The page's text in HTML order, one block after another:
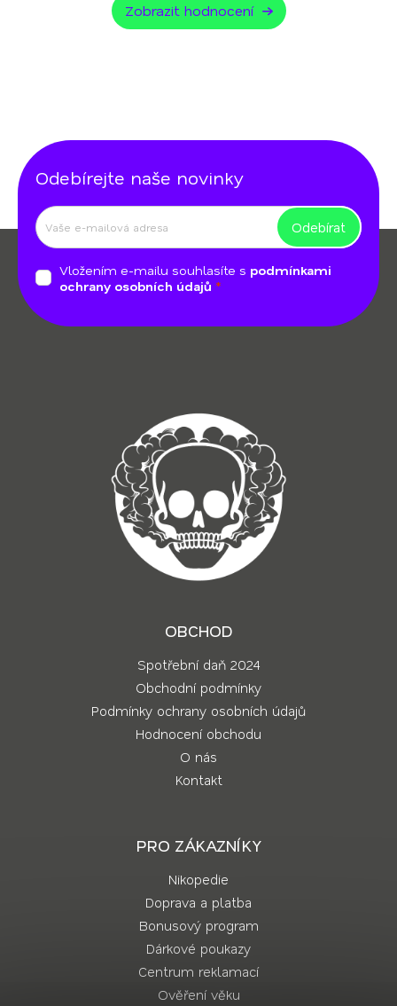
Zobrazit hodnocení
Odebírejte naše novinky
Vložením e-mailu souhlasíte s podmínkami
ochrany osobních údajů
Odebírat
OBCHOD
Spotřební daň 2024
Obchodní podmínky
Podmínky ochrany osobních údajů
Hodnocení obchodu
O nás
Kontakt
PRO ZÁKAZNÍKY
Nikopedie
Doprava a platba
Bonusový program
Dárkové poukazy
Centrum reklamací
Ověření věku